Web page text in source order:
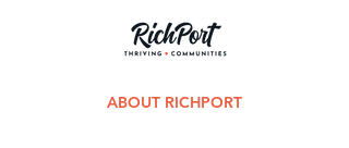
ABOUT RICHPORT